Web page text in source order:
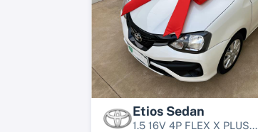
Etios Sedan
1.5 16V 4P FLEX X PLUS...